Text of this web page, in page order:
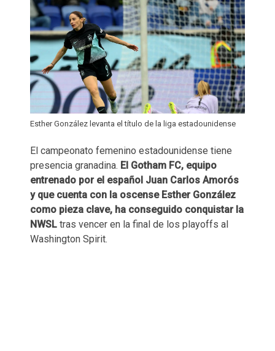
Esther González levanta el título de la liga estadounidense
El campeonato femenino estadounidense tiene
presencia granadina. El Gotham FC, equipo
entrenado por el español Juan Carlos Amorós
y que cuenta con la oscense Esther González
como pieza clave, ha conseguido conquistar la
NWSL tras vencer en la final de los playoffs al
Washington Spirit.